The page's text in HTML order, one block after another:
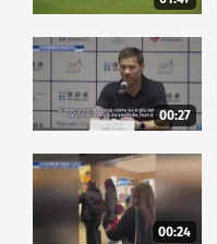
00:27
00:24